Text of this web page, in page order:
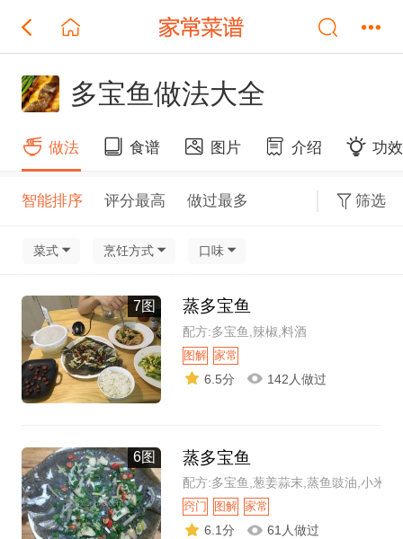
多宝鱼做法大全
做法 食谱 图片 介绍 功效
智能排序 评分最高 做过最多 筛选
菜式 烹饪方式 口味
7图 蒸多宝鱼
配方:多宝鱼,辣椒,料酒
图解 家常
6.5分 142人做过
6图 蒸多宝鱼
配方:多宝鱼,葱姜蒜末,蒸鱼豉油,小米辣
窍门 图解 家常
6.1分 61人做过